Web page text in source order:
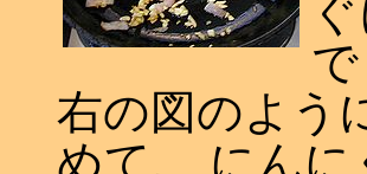
右の図のよう
めて、 にん